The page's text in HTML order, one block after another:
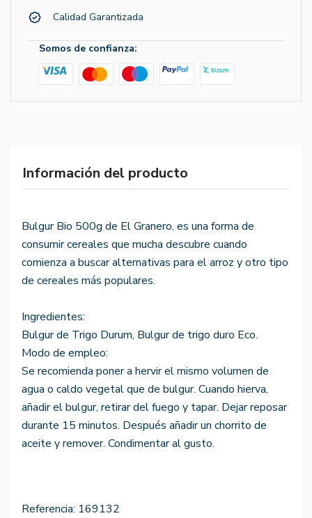
Calidad Garantizada
Somos de confianza:
Información del producto
Bulgur Bio 500g de El Granero, es una forma de
consumir cereales que mucha descubre cuando
comienza a buscar alternativas para el arroz y otro tipo
de cereales más populares.
Ingredientes:
Bulgur de Trigo Durum, Bulgur de trigo duro Eco.
Modo de empleo:
Se recomienda poner a hervir el mismo volumen de
agua o caldo vegetal que de bulgur. Cuando hierva,
añadir el bulgur, retirar del fuego y tapar. Dejar reposar
durante 15 minutos. Después añadir un chorrito de
aceite y remover. Condimentar al gusto.
Referencia: 169132